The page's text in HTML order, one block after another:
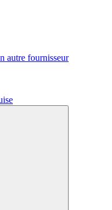
autre fournisseur